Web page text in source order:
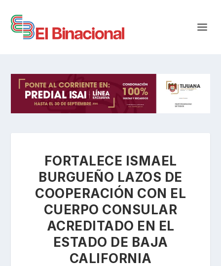
FORTALECE ISMAEL
BURGUEÑO LAZOS DE
COOPERACIÓN CON EL
CUERPO CONSULAR
ACREDITADO EN EL
ESTADO DE BAJA
CALIFORNIA